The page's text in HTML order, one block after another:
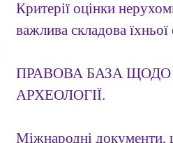
Критерії оцінки
важлива складова
ПРАВОВА БАЗА
АРХЕОЛОГІЇ.
Міжнародні документи,